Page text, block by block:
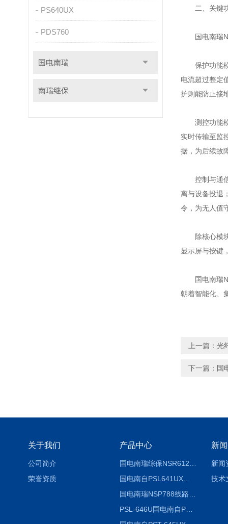
PS640UX
PDS760
国电南瑞
南瑞继保
二、关键功
国电南瑞
保护功能模
电流超过整定
护则能防止接
测控功能模
实时传输至监
据，为后续故
控制与通信
离与设备投退
令，为无人值
除核心模块
显示屏与按键
国电南瑞
朝着智能化、
上一篇： 光
下一篇： 国
关于我们
公司简介
荣誉资质
产品中心
国电南自PSL641UX使用说明书
PSL-646U国电南自PSL646U综合保护装置
新
新闻
技术